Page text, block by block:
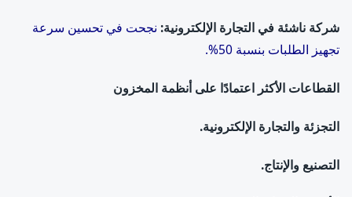
شركة ناشئة في التجارة الإلكترونية: نجحت في تحسين سرعة
تجهيز الطلبات بنسبة 50%.
القطاعات الأكثر اعتمادًا على أنظمة المخزون
التجزئة والتجارة الإلكترونية.
التصنيع والإنتاج.